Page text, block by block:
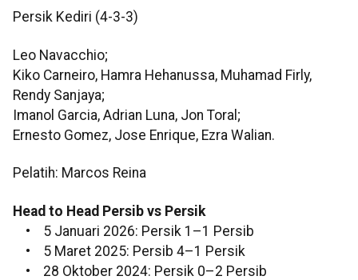
Persik Kediri (4-3-3)
Leo Navacchio;
Kiko Carneiro, Hamra Hehanussa, Muhamad Firly,
Rendy Sanjaya;
Imanol Garcia, Adrian Luna, Jon Toral;
Ernesto Gomez, Jose Enrique, Ezra Walian.
Pelatih: Marcos Reina
Head to Head Persib vs Persik
• 5 Januari 2026: Persik 1–1 Persib
• 5 Maret 2025: Persib 4–1 Persik
• 28 Oktober 2024: Persik 0–2 Persib